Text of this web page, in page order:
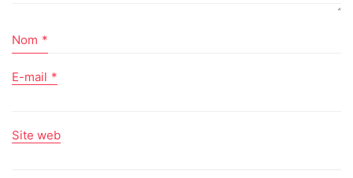
Nom *
E-mail *
Site web